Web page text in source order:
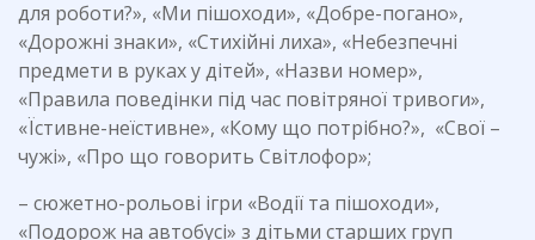
для роботи?», «Ми пішоходи», «Добре-погано»,
«Дорожні знаки», «Стихійні лиха», «Небезпечні
предмети в руках у дітей», «Назви номер»,
«Правила поведінки під час повітряної тривоги»,
«Їстивне-неїстивне», «Кому що потрібно?», «Свої –
чужі», «Про що говорить Світлофор»;
– сюжетно-рольові ігри «Водії та пішоходи»,
«Подорож на автобусі» з дітьми старших груп